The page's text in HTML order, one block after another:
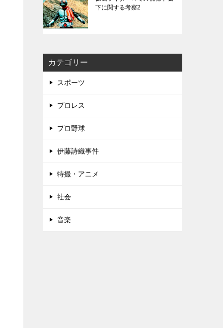
下に関する考察2
カテゴリー
スポーツ
プロレス
プロ野球
伊藤詩織事件
特撮・アニメ
社会
音楽